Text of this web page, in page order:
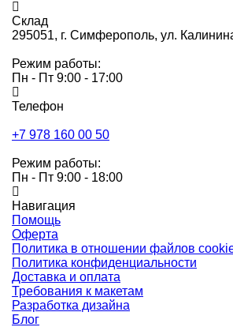
Склад
295051, г. Симферополь, ул.
Режим работы:
Пн - Пт 9:00 - 17:00
Телефон
+7 978 160 00 50
Режим работы:
Пн - Пт 9:00 - 18:00
Навигация
Помощь
Оферта
Политика в отношении файлов
Политика конфиденциальности
Доставка и оплата
Требования к макетам
Разработка дизайна
Блог